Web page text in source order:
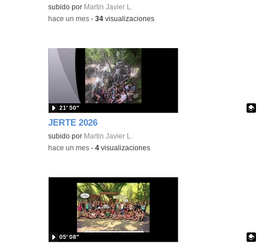
Contenido educativo.
subido por Martin Javier L.
-hace un mes -34 visualizaciones
JERTE 2026
Contenido educativo.
subido por Martin Javier L.
21′ 50″
-hace un mes -4 visualizaciones
05′ 08″